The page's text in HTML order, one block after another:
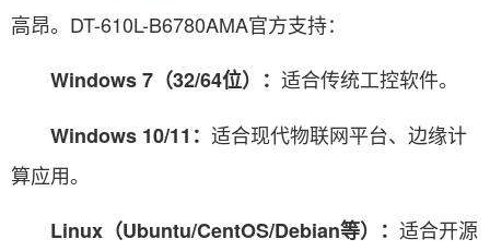
高昂。DT-610L-B6780AMA官方支持：
Windows 7（32/64位）： 适合传统工控软件。
Windows 10/11： 适合现代物联网平台、边缘计
算应用。
Linux（Ubuntu/CentOS/Debian等）： 适合开源